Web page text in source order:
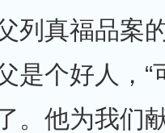
列真福品案
是个好人，“
。他为我们